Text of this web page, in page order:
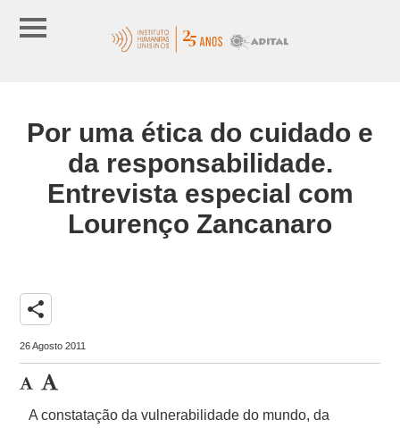
Por uma ética do cuidado e
da responsabilidade.
Entrevista especial com
Lourenço Zancanaro
share
26 Agosto 2011
A constatação da vulnerabilidade do mundo, da